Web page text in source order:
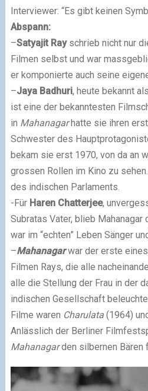
Interviewer: “Es gibt keinen
Abspann:
–Satyajit Rayschrieb nicht nur
Filmen selbst und war
er komponierte auch seine
–Jaya Badhuri, heute bekannt
ist eine der bekanntesten
in Mahanagarhatte sie ihren
Schwester des
bekam sie erst 1970, von da an
grossen Rollen im Kino zu
des indischen Parlaments.
-Für Haren Chatterjee,
Subratas Vater, blieb
war im “echten” Leben Sänger
–Mahanagarwar der erste eines
Filmen Rays, die alle
alle die Stellung der Frau in der
indischen Gesellschaft
Filme waren Charulata(1964)
Anlässlich der Berliner
Mahanagarden silbernen Bären